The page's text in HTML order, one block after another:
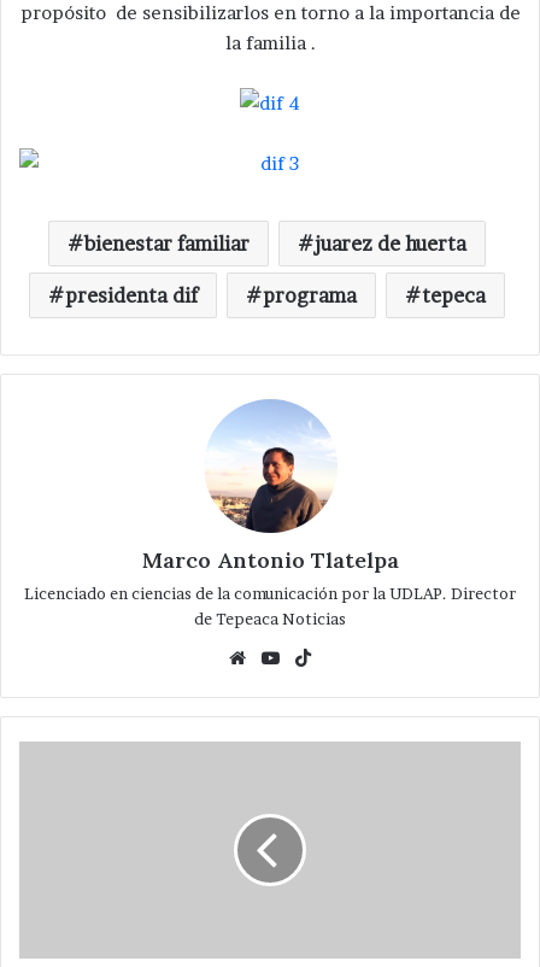
propósito de sensibilizarlos en torno a la importancia de
la familia .
bienestar familiar juarez de huerta
presidenta dif programa tepeca
Marco Antonio Tlatelpa
Licenciado en ciencias de la comunicación por la UDLAP. Director
de Tepeaca Noticias
WebsiteYouTube
2014